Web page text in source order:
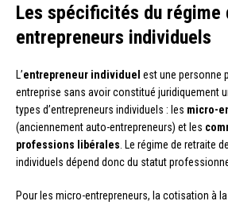
Les spécificités du régime
entrepreneurs individuels
L’entrepreneur individuel est une personne
entreprise sans avoir constitué juridiquement
types d’entrepreneurs individuels : les micro-
(anciennement auto-entrepreneurs) et les
professions libérales . Le régime de retraite
individuels dépend donc du statut
Pour les micro-entrepreneurs, la cotisation à